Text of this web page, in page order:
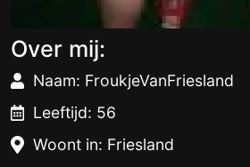
Over mij:
Naam: FroukjeVanFriesland
Leeftijd: 56
Woont in: Friesland